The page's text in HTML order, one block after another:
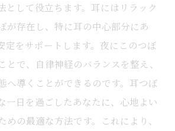
として役立ちます。耳にはリラック
が存在し、特に耳の中心部分にあ
定をサポートします。夜にこのつぼ
とで、自律神経のバランスを整え、
へ導くことができるのです。耳つぼ
一日を過ごしたあなたに、心地よい
めの最適な方法です。これにより、